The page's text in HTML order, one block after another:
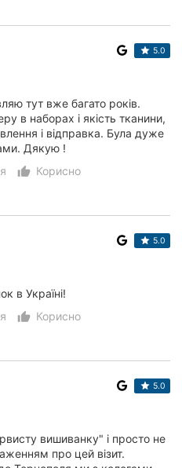
5.0
тут вже багато років.
в наборах і якість тканини,
і відправка. Була дуже
Дякую !
thumb_up_alt
Корисно
5.0
в Україні!
thumb_up_alt
Корисно
5.0
вишиванку" і просто не
про цей візит.